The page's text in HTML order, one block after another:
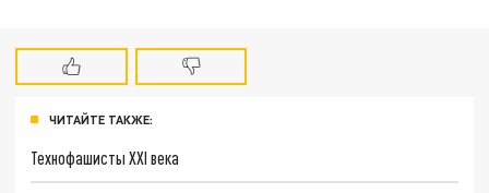
ЧИТАЙТЕ ТАКЖЕ:
Технофашисты XXI века